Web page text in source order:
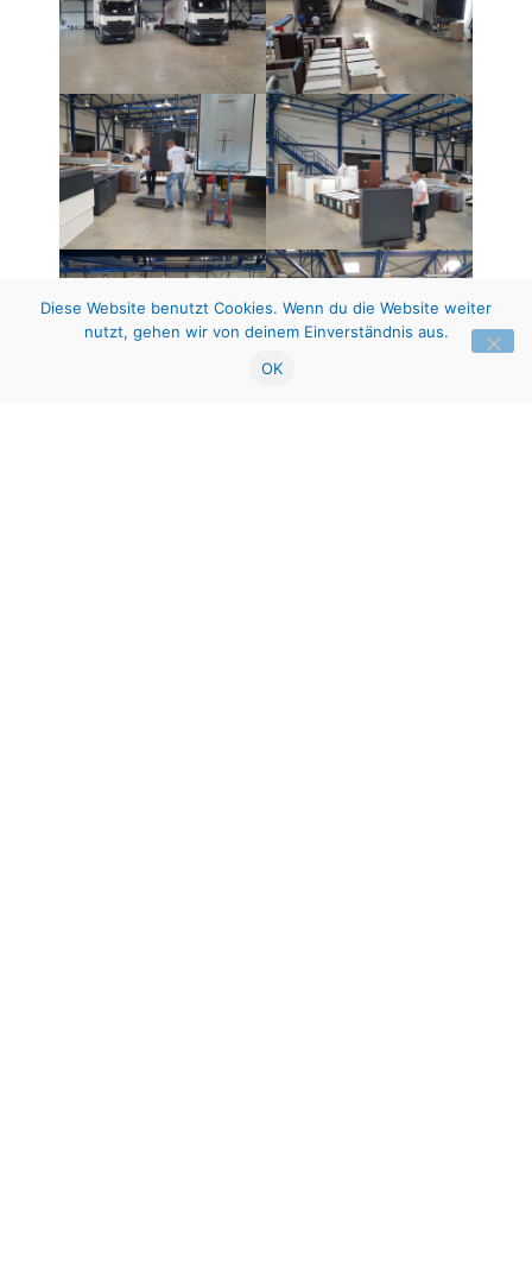
Diese Website benutzt Cookies. Wenn du die Website weiter
nutzt, gehen wir von deinem Einverständnis aus.
OK